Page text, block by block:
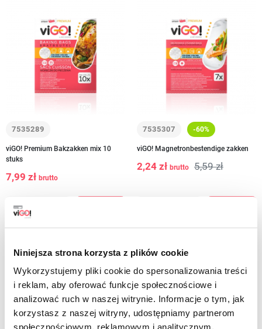
Niniejsza strona korzysta z plików cookie
Wykorzystujemy pliki cookie do spersonalizowania treści
i reklam, aby oferować funkcje społecznościowe i
analizować ruch w naszej witrynie. Informacje o tym, jak
korzystasz z naszej witryny, udostępniamy partnerom
społecznościowym, reklamowym i analitycznym.
7535289
viGO! Premium Bakzakken mix 10
stuks
7,99 zł brutto
-
7535307 -60%
viGO! Magnetronbestendige zakken
2,24 zł brutto 5,59 zł
Bakken zakjes. Word een MasterChef in uw
eigen keuken!